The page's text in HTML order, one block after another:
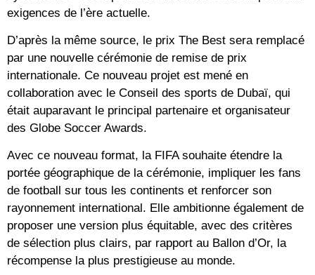
exigences de l’ère actuelle.
D’après la même source, le prix The Best sera remplacé
par une nouvelle cérémonie de remise de prix
internationale. Ce nouveau projet est mené en
collaboration avec le Conseil des sports de Dubaï, qui
était auparavant le principal partenaire et organisateur
des Globe Soccer Awards.
Avec ce nouveau format, la FIFA souhaite étendre la
portée géographique de la cérémonie, impliquer les fans
de football sur tous les continents et renforcer son
rayonnement international. Elle ambitionne également de
proposer une version plus équitable, avec des critères
de sélection plus clairs, par rapport au Ballon d’Or, la
récompense la plus prestigieuse au monde.